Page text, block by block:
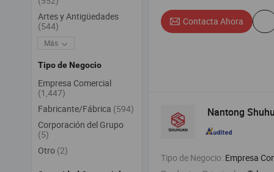
Contacta Ahora
Nantong
Tipo de Negocio: Empresa
Artes y Antigüedades
(544)
Más
Tipo de Negocio
Empresa Comercial
(1,447)
Fabricante/Fábrica (594)
Corporación del Grupo
(5)
Otro (2)